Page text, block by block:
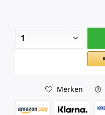
Merken